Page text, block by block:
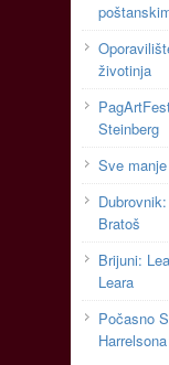
životinja
Steinberg
Sve
Bratoš
Brijuni:
Leara
Počasno
Harrelsona